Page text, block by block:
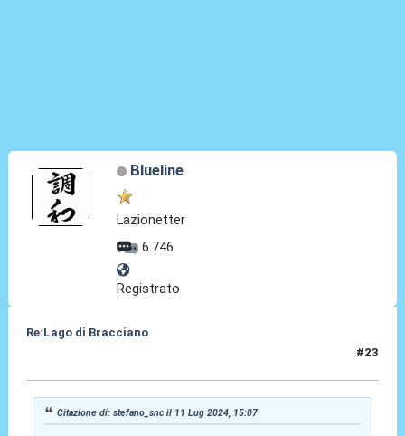
Blueline
Lazionetter
6.746
Registrato
Re:Lago di Bracciano
#23
Citazione di: stefano_snc il 11 Lug 2024, 15:07